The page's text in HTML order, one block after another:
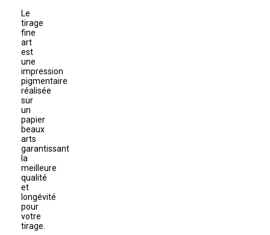
Le
tirage
fine
art
est
une
impression
pigmentaire
réalisée
sur
un
papier
beaux
arts
garantissant
la
meilleure
qualité
et
longévité
pour
votre
tirage.